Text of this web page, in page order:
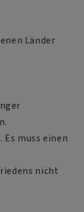
Länder
muss einen
nicht